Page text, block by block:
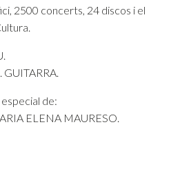
2500 concerts, 24 discos i el
de:
ELENA MAURESO.